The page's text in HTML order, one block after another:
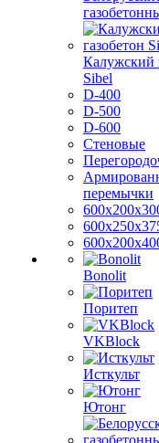
Калужский
Sibel
D-400
D-500
D-600
Стеновые
перемычки
Bonolit
Поритеп
VKBlock
Исткульт
Ютонг